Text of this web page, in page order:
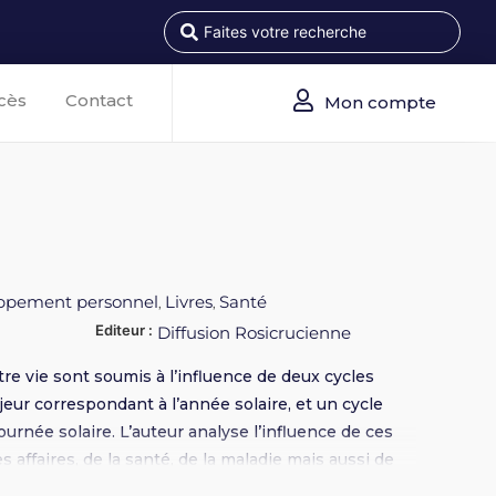
Contact Mon compte
personnel, Livres,Santé
Editeur : Diffusion Rosicrucienne
vie sont soumis à l’influence de deux cycles
correspondant à l’année solaire, et un cycle
solaire. L’auteur analyse l’influence de ces
affaires, de la santé, de la maladie mais aussi de